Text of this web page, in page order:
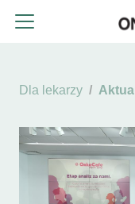
Dla lekarzy